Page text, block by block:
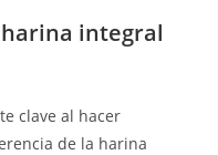
integral
clave al hacer
de la harina